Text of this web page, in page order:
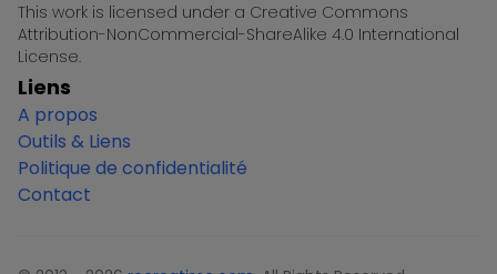
This work is licensed under a Creative Commons
Attribution-NonCommercial-ShareAlike 4.0 International
License.
Liens
A propos
Outils & Liens
Politique de confidentialité
Contact